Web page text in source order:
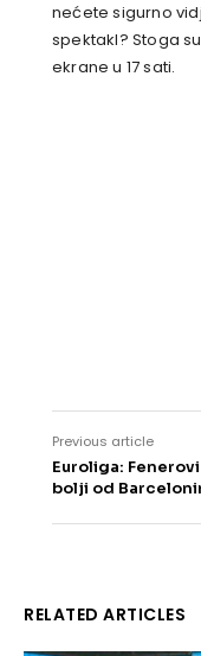
nećete sigurno
spektakl? Stoga
ekrane u 17 sati.
Previous article
Euroliga:
bolji od
RELATED ARTICLES